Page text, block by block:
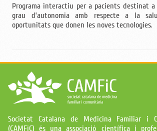
Programa interactiu per a pacients destinat
grau d’autonomia amb respecte a la
oportunitats que donen les noves tecnologies.
Societat Catalana de Medicina Familiar i
(CAMFiC) és una associació científica i